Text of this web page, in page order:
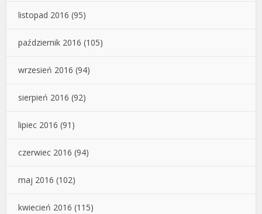
listopad 2016 (95)
październik 2016 (105)
wrzesień 2016 (94)
sierpień 2016 (92)
lipiec 2016 (91)
czerwiec 2016 (94)
maj 2016 (102)
kwiecień 2016 (115)